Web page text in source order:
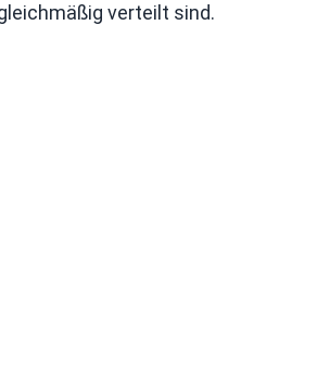
verteilt sind.